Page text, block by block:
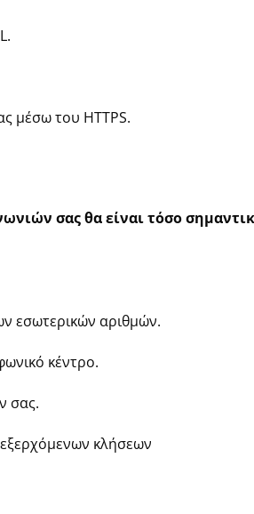
μέσω του HTTPS.
σας θα είναι τόσο
εσωτερικών αριθμών.
κέντρο.
σας.
κλήσεων